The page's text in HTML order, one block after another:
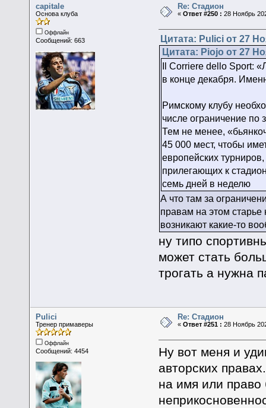
capitale
Основа клуба
Оффлайн
Сообщений: 663
Re: Стадион
«Ответ #250 : 28 Ноябрь
Цитата: Pulici от 27
Цитата: Piojo от 27
Il Corriere dello Sport:
в конце декабря.
Римскому клубу
числе ограничение
Тем не менее,
45 000 мест, чтобы
европейских
прилегающих к
семь дней в неделю
А что там за
правам на этом
возникают какие-то
ну типо
может стать
трогать а нужна
Pulici
Тренер примаверы
Оффлайн
Сообщений: 4454
Re: Стадион
«Ответ #251 : 28 Ноябрь
Ну вот меня и
авторских
на имя или право